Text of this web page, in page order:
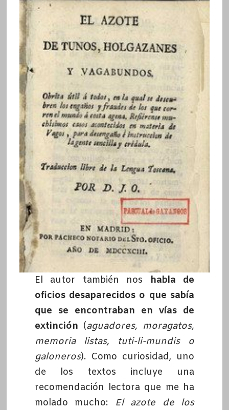
El autor también nos habla de
oficios desaparecidos o que sabía
que se encontraban en vías de
extinción (aguadores, moragatos,
memoria listas, tuti-li-mundis o
galoneros). Como curiosidad, uno
de los textos incluye una
recomendación lectora que me ha
molado mucho: El azote de los